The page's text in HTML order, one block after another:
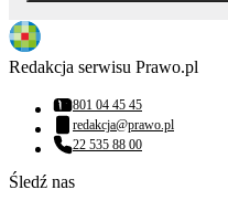
Redakcja serwisu Prawo.pl
Numer telefonu:
801 04 45 45
Adres email:
redakcja@prawo.pl
Numer telefonu:
22 535 88 00
Śledź nas